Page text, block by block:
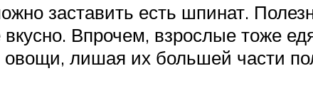
заставить есть шпинат.
Впрочем, взрослые тоже
лишая их большей части